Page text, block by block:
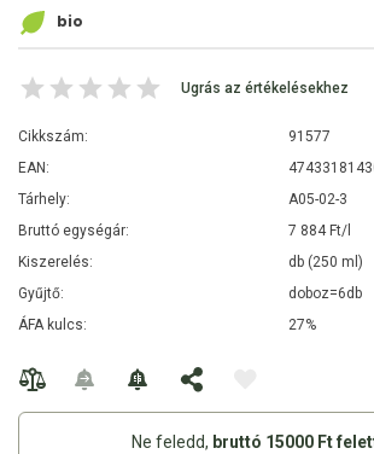
bio
Ugrás az értékelésekhez
Cikkszám:
91577
EAN:
Tárhely:
A05-02-3
Bruttó egységár:
7 884 Ft/l
Kiszerelés:
db (250 ml)
Gyűjtő:
doboz=6db
ÁFA kulcs:
27%
Ne feledd, bruttó 15000 Ft